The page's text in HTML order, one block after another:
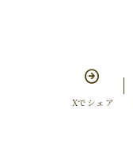
Xでシェア